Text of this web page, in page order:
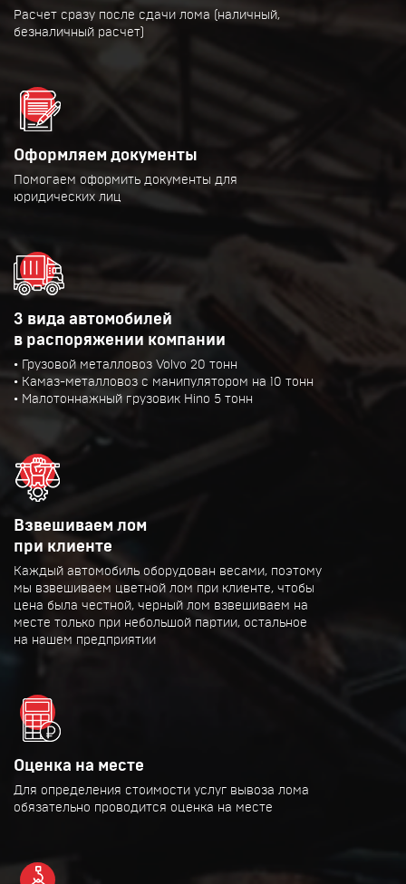
Расчет сразу после сдачи лома (наличный,
безналичный расчет)
Оформляем документы
Помогаем оформить документы для
юридических лиц
3 вида автомобилей
в распоряжении компании
• Грузовой металловоз Volvo 20 тонн
• Камаз-металловоз с манипулятором на 10 тонн
• Малотоннажный грузовик Hino 5 тонн
Взвешиваем лом
при клиенте
Каждый автомобиль оборудован весами, поэтому
мы взвешиваем цветной лом при клиенте, чтобы
цена была честной, черный лом взвешиваем на
месте только при небольшой партии, остальное
на нашем предприятии
Оценка на месте
Для определения стоимости услуг вывоза лома
обязательно проводится оценка на месте